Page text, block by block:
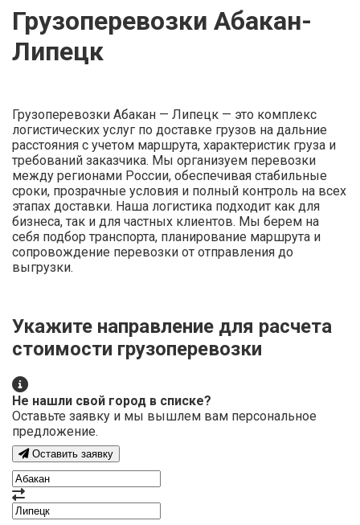
Грузоперевозки Абакан-
Липецк
Грузоперевозки Абакан — Липецк — это комплекс
логистических услуг по доставке грузов на дальние
расстояния с учетом маршрута, характеристик груза и
требований заказчика. Мы организуем перевозки
между регионами России, обеспечивая стабильные
сроки, прозрачные условия и полный контроль на всех
этапах доставки. Наша логистика подходит как для
бизнеса, так и для частных клиентов. Мы берем на
себя подбор транспорта, планирование маршрута и
сопровождение перевозки от отправления до
выгрузки.
Укажите направление для расчета
стоимости грузоперевозки
Не нашли свой город в списке?
Оставьте заявку и мы вышлем вам персональное
предложение.
Оставить заявку